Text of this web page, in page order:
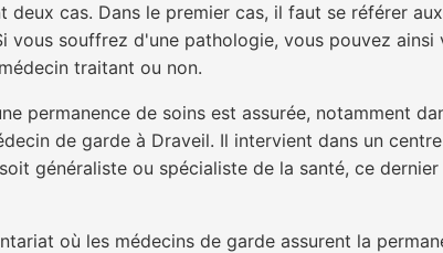
cas. Dans le premier cas, il faut se référer aux
vous souffrez d'une pathologie, vous pouvez
traitant ou non.
permanence de soins est assurée, notamment
de garde à Draveil. Il intervient dans un
généraliste ou spécialiste de la santé, ce dernier
où les médecins de garde assurent la